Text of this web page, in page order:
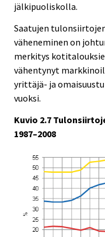
jälkipuoliskolla.
Saatujen
väheneminen on
merkitys
vähentynyt
yrittäjä- ja
vuoksi.
Kuvio 2.7
1987–2008